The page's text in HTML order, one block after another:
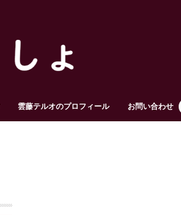
雲藤テルオのプロフィール お問い合わせ